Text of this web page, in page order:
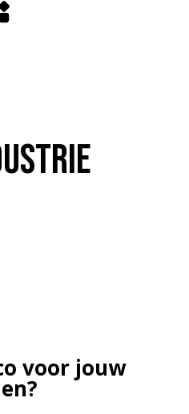
voor jouw